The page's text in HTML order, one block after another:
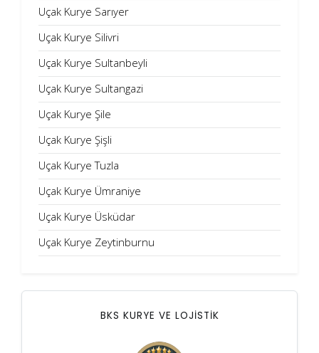
Uçak Kurye Sarıyer
Uçak Kurye Silivri
Uçak Kurye Sultanbeyli
Uçak Kurye Sultangazi
Uçak Kurye Şile
Uçak Kurye Şişli
Uçak Kurye Tuzla
Uçak Kurye Ümraniye
Uçak Kurye Üsküdar
Uçak Kurye Zeytinburnu
BKS KURYE VE LOJİSTİK